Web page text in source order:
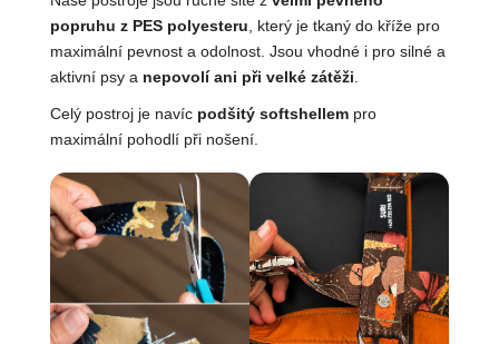
popruhu z PES polyesteru , který je tkaný do kříže pro
maximální pevnost a odolnost. Jsou vhodné i pro silné a
aktivní psy a nepovolí ani při velké zátěži
Celý postroj je navíc podšitý softshellem pro
maximální pohodlí při nošení.